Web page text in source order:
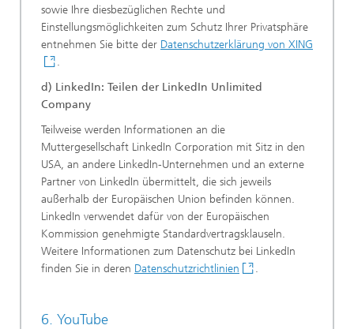
sowie Ihre diesbezüglichen Rechte und
Einstellungsmöglichkeiten zum Schutz Ihrer Privatsphäre
entnehmen Sie bitte der Datenschutzerklärung von XING
.
d) LinkedIn: Teilen der LinkedIn Unlimited
Company
Teilweise werden Informationen an die
Muttergesellschaft LinkedIn Corporation mit Sitz in den
USA, an andere LinkedIn-Unternehmen und an externe
Partner von LinkedIn übermittelt, die sich jeweils
außerhalb der Europäischen Union befinden können.
LinkedIn verwendet dafür von der Europäischen
Kommission genehmigte Standardvertragsklauseln.
Weitere Informationen zum Datenschutz bei LinkedIn
finden Sie in deren Datenschutzrichtlinien .
6. YouTube